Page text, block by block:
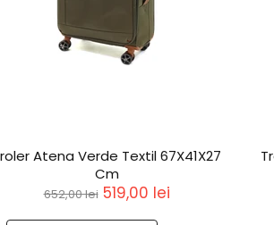
Rucsac Tip Troler Atena Negru
49x35x23 cm
524,00 lei 417,00 lei